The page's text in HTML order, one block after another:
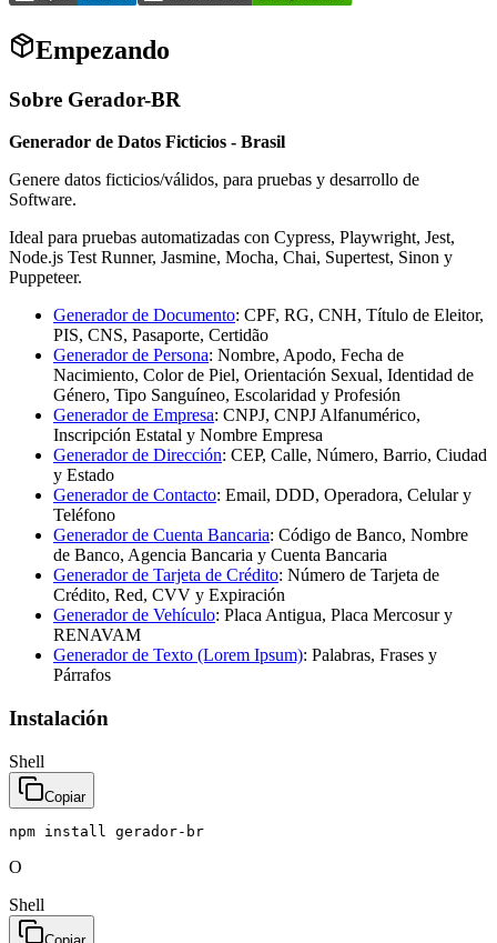
Empezando
Sobre Gerador-BR
Generador de Datos Ficticios - Brasil
Genere datos ficticios/válidos, para pruebas y desarrollo de
Software.
Ideal para pruebas automatizadas con Cypress, Playwright, Jest,
Node.js Test Runner, Jasmine, Mocha, Chai, Supertest, Sinon y
Puppeteer.
Generador de Documento: CPF, RG, CNH, Título de Eleitor,
PIS, CNS, Pasaporte, Certidão
Generador de Persona: Nombre, Apodo, Fecha de
Nacimiento, Color de Piel, Orientación Sexual, Identidad de
Género, Tipo Sanguíneo, Escolaridad y Profesión
Generador de Empresa: CNPJ, CNPJ Alfanumérico,
Inscripción Estatal y Nombre Empresa
Generador de Dirección: CEP, Calle, Número, Barrio, Ciudad
y Estado
Generador de Contacto: Email, DDD, Operadora, Celular y
Teléfono
Generador de Cuenta Bancaria: Código de Banco, Nombre
de Banco, Agencia Bancaria y Cuenta Bancaria
Generador de Tarjeta de Crédito: Número de Tarjeta de
Crédito, Red, CVV y Expiración
Generador de Vehículo: Placa Antigua, Placa Mercosur y
RENAVAM
Generador de Texto (Lorem Ipsum): Palabras, Frases y
Párrafos
Instalación
Shell
Copiar
npm install gerador-br
O
Shell